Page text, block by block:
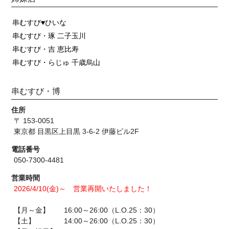
串むすび♥ひいな
串むすび・琢 二子玉川
串むすび・吉 恵比寿
串むすび・らじゅ 千歳烏山
串むすび・博
住所
〒 153-0051
東京都 目黒区上目黒 3-6-2 伊藤ビル2F
電話番号
050-7300-4481
営業時間
2026/4/10(金)～ 営業再開いたしました！
【月～金】 16:00～26:00（L.O.25：30）
【土】 14:00～26:00（L.O.25：30）